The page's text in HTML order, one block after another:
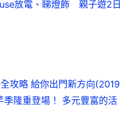
放電、睇燈飾 親子遊2日
攻略 給你出門新方向(2019
季隆重登場！ 多元豐富的活